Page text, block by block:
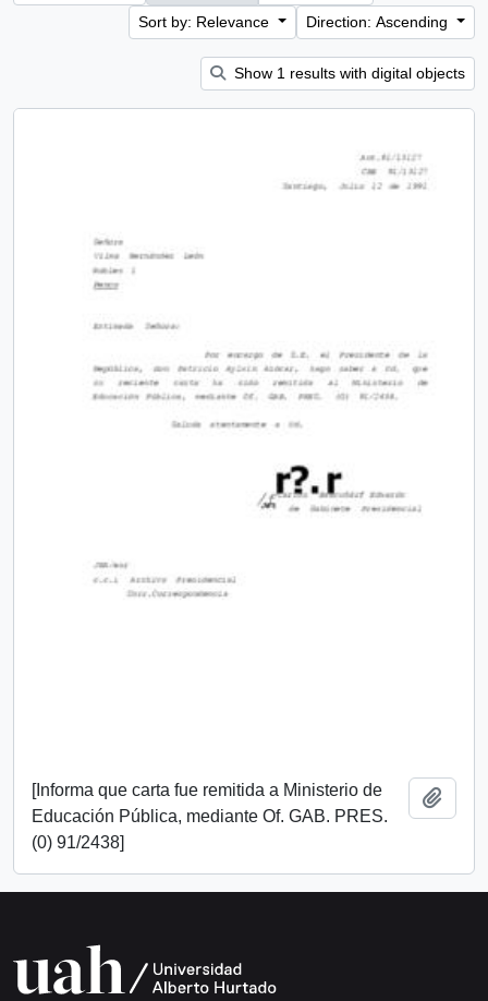
Sort by: Relevance
Direction: Ascending
Show 1 results with digital objects
[Informa que carta fue remitida a Ministerio de
Educación Pública, mediante Of. GAB. PRES.
(0) 91/2438]